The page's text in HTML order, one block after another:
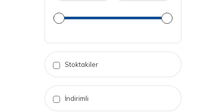
Stoktakiler
İndirimli